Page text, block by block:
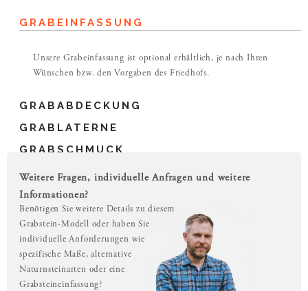
GRABEINFASSUNG
GRABABDECKUNG
GRABLATERNE
GRABSCHMUCK
Unsere Grabeinfassung ist optional erhältlich, je nach Ihren
Wünschen bzw. den Vorgaben des Friedhofs.
Weitere Fragen, individuelle Anfragen und weitere
Informationen?
Benötigen Sie weitere Details zu diesem
Grabstein-Modell oder haben Sie
individuelle Anforderungen wie
spezifische Maße, alternative
Naturnsteinarten oder eine
Grabsteineinfassung?